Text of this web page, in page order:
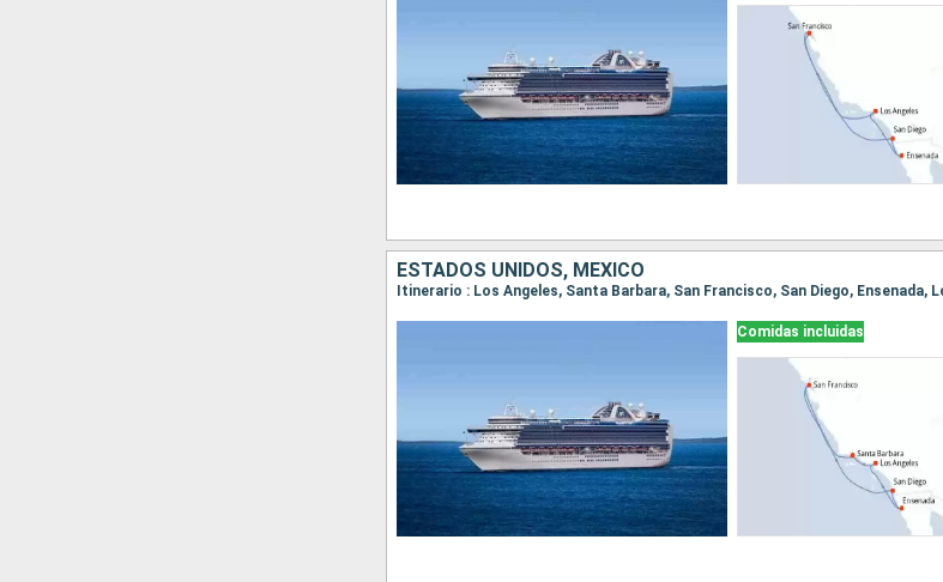
ESTADOS UNIDOS, MÉXICO
Itinerario : Los Angeles, Santa Barbara, San Francisco, San Diego, Ensenada,
Comidas incluidas